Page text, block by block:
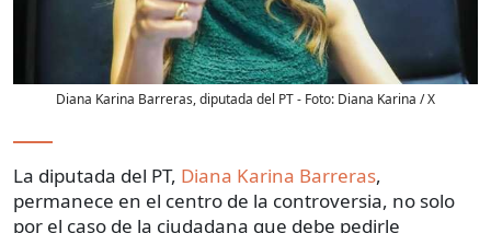
Diana Karina Barreras, diputada del PT- Foto: Diana Karina / X
La diputada del PT, Diana Karina Barreras,
permanece en el centro de la controversia, no solo
por el caso de la ciudadana que debe pedirle